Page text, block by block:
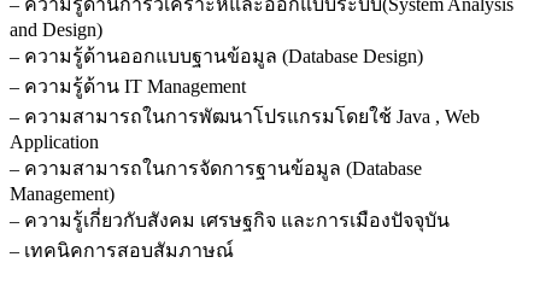
and Design)
– ความรู้ด้านออกแบบฐานข้อมูล (Database Design)
– ความรู้ด้าน IT Management
– ความสามารถในการพัฒนาโปรแกรมโดยใช้ Java , Web
Application
– ความสามารถในการจัดการฐานข้อมูล (Database
Management)
– ความรู้เกี่ยวกับสังคม เศรษฐกิจ และการเมืองปัจจุบัน
– เทคนิคการสอบสัมภาษณ์